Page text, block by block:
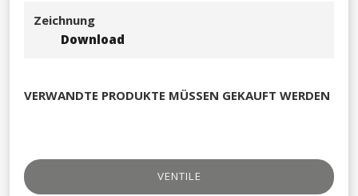
Zeichnung
Download
VERWANDTE PRODUKTE MÜSSEN GEKAUFT WERDEN
VENTILE​